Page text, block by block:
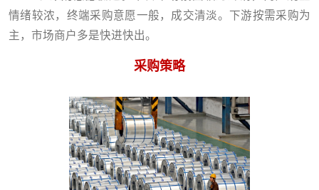
情绪较浓，终端采购意愿一般，成交清淡。下游按需采购为
主，市场商户多是快进快出。
采购策略